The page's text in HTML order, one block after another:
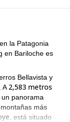
la Patagonia
en Bariloche es
Bellavista y
A 2,583 metros
panorama
más
, está situado